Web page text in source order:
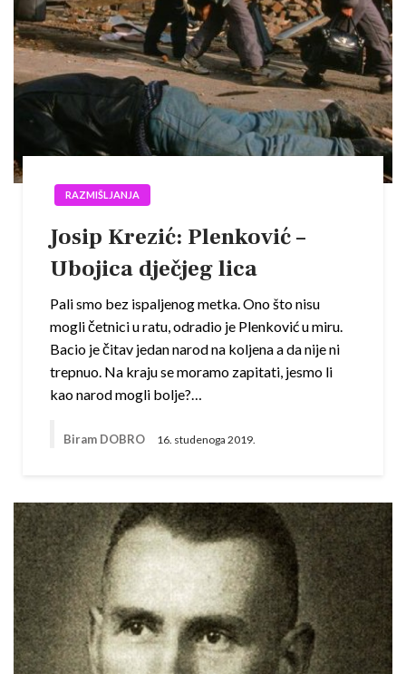
RAZMIŠLJANJA
Josip Krezić: Plenković –
Ubojica dječjeg lica
Pali smo bez ispaljenog metka. Ono što nisu
mogli četnici u ratu, odradio je Plenković u miru.
Bacio je čitav jedan narod na koljena a da nije ni
trepnuo. Na kraju se moramo zapitati, jesmo li
kao narod mogli bolje?…
Biram DOBRO 16. studenoga 2019.